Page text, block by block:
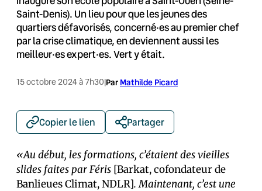
Saint-Denis). Un lieu pour que les jeunes des
quartiers défavorisés, concerné·es au premier chef
par la crise climatique, en deviennent aussi les
meilleur·es expert·es. Vert y était.
15 octobre 2024 à 7h30|Par Mathilde Picard
Copier le lien Partager
«Au début, les formations, c’étaient des vieilles
slides faites par Féris [Barkat, cofondateur de
Banlieues Climat, NDLR]. Maintenant, c’est une